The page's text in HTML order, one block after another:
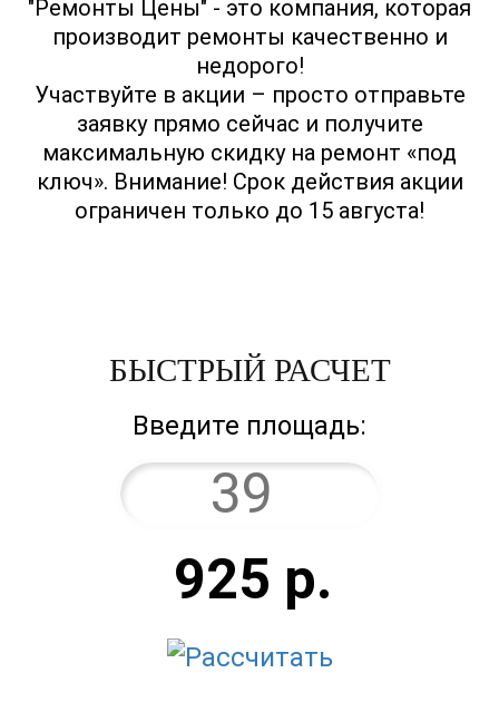
"Ремонты Цены" - это компания, которая
производит ремонты качественно и
недорого!
Участвуйте в акции – просто отправьте
заявку прямо сейчас и получите
максимальную скидку на ремонт «под
ключ». Внимание! Срок действия акции
ограничен только до 15 августа!
БЫСТРЫЙ РАСЧЕТ
Введите площадь:
925 р.